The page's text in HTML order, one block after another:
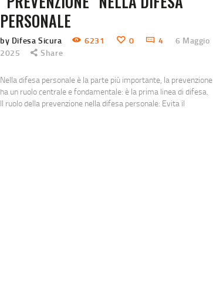
PERSONALE
by Difesa Sicura 6231 0 4
6 Maggio
2025
Share
Nella difesa personale è la parte più importante, la prevenzione
ha un ruolo centrale e fondamentale: è la prima linea di difesa.
Il ruolo della prevenzione nella difesa personale: Evita il